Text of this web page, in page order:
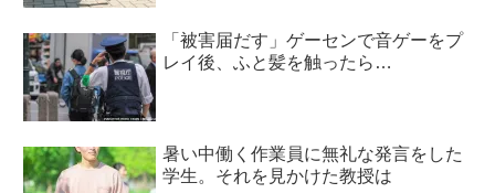
「被害届だす」ゲーセンで音ゲーをプ
レイ後、ふと髪を触ったら…
暑い中働く作業員に無礼な発言をした
学生。それを見かけた教授は